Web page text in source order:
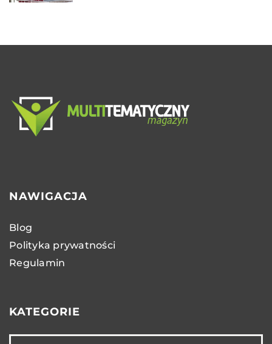
NAWIGACJA
Blog
Polityka prywatności
Regulamin
KATEGORIE